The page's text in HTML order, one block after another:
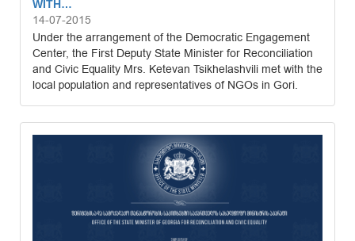
WITH…
14-07-2015
Under the arrangement of the Democratic Engagement
Center, the First Deputy State Minister for Reconciliation
and Civic Equality Mrs. Ketevan Tsikhelashvili met with the
local population and representatives of NGOs in Gori.